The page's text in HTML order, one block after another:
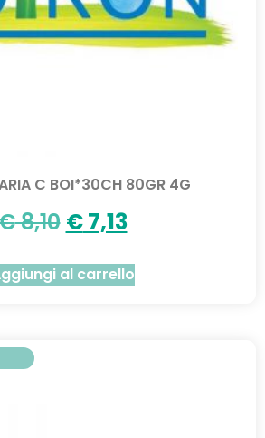
C BOI*30CH 80GR 4G
8,10 €7,13
al carrello